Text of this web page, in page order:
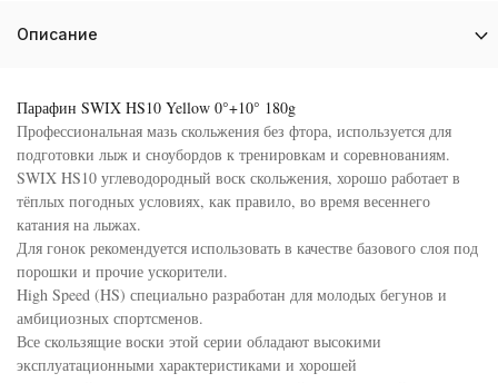
Описание
Парафин SWIX HS10 Yellow 0°+10° 180g
Профессиональная мазь скольжения без фтора, используется для
подготовки лыж и сноубордов к тренировкам и соревнованиям.
SWIX HS10 углеводородный воск скольжения, хорошо работает в
тёплых погодных условиях, как правило, во время весеннего
катания на лыжах.
Для гонок рекомендуется использовать в качестве базового слоя под
порошки и прочие ускорители.
High Speed (HS) специально разработан для молодых бегунов и
амбициозных спортсменов.
Все скользящие воски этой серии обладают высокими
эксплуатационными характеристиками и хорошей